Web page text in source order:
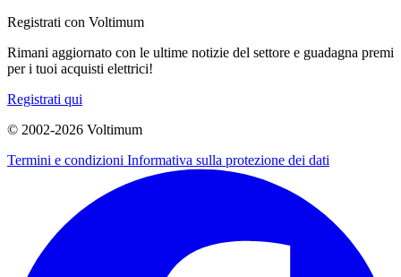
Registrati con Voltimum
Rimani aggiornato con le ultime notizie del settore e guadagna premi
per i tuoi acquisti elettrici!
Registrati qui
© 2002-2026 Voltimum
Termini e condizioni Informativa sulla protezione dei dati